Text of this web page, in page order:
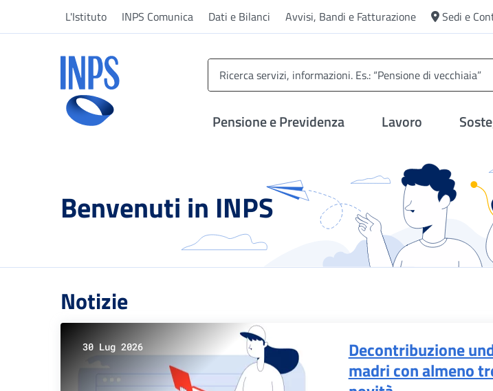
L'Istituto INPS Comunica Dati e Bilanci Avvisi, Bandi e Fatturazione Sedi e
Pensione e Previdenza Lavoro
Benvenuti in INPS
Notizie
30 Lug 2026
Decontribuzione
madri con almeno